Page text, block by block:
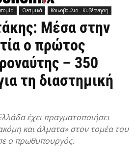
Θεσμικά Κοινοβούλιο - Κυβέρνηση
Μέσα στην
ο πρώτος
– 350
τη διαστημική
έχει πραγματοποιήσει
και άλματα» στον τομέα του
ο πρωθυπουργός.